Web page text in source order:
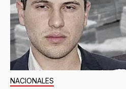
NACIONALES